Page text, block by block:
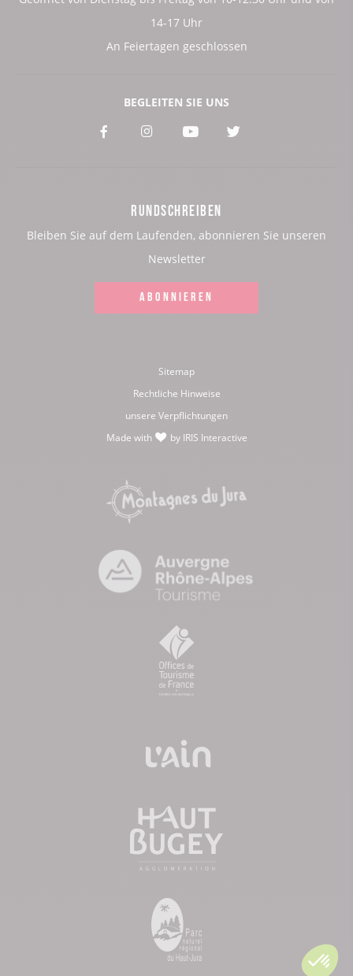
14-17 Uhr
An Feiertagen geschlossen
BEGLEITEN SIE UNS
Voir
Facebook
Voir
Instagram
Voir
Youtube
Voir
RUNDSCHREIBEN
Bleiben Sie auf dem Laufenden, abonnieren Sie unseren
Newsletter
ABONNIEREN
Sitemap
Rechtliche Hinweise
unsere Verpflichtungen
Made with
by IRIS Interactive